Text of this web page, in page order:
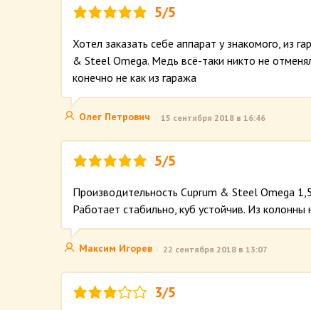
5/5
Хотел заказать себе аппарат у знакомого, из
& Steel Omega. Медь всё-таки никто не
конечно не как из гаража
Олег Петрович 15 сентября 2018 в 16:46
5/5
Производительность Cuprum & Steel Omega
Работает стабильно, куб устойчив. Из
Максим Игорев 22 сентября 2018 в 13:07
3/5